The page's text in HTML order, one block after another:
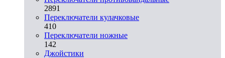
2891
Переключатели кулачковые
410
Переключатели ножные
142
Джойстики